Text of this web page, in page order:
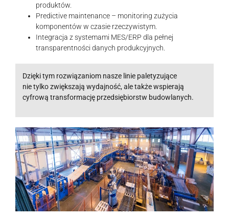
produktów.
Predictive maintenance – monitoring zużycia
komponentów w czasie rzeczywistym.
Integracja z systemami MES/ERP dla pełnej
transparentności danych produkcyjnych.
Dzięki tym rozwiązaniom nasze linie paletyzujące
nie tylko zwiększają wydajność, ale także wspierają
cyfrową transformację przedsiębiorstw budowlanych.